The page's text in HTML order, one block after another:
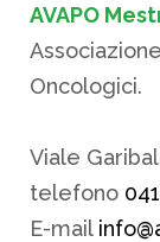
AVAPO
Oncologici.
Viale
telefono
E-mail